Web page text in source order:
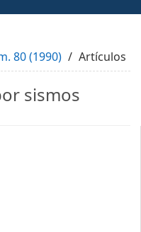
80 (1990) Artículos
sismos